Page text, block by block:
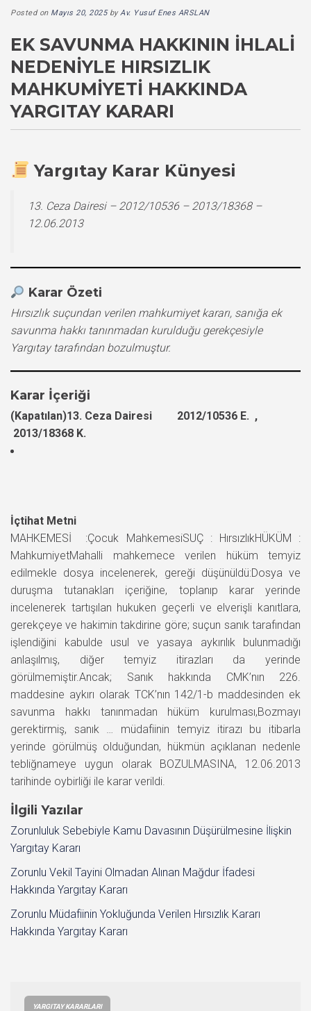
Posted on Mayıs 20, 2025byAv. Yusuf Enes ARSLAN
EK SAVUNMA HAKKININ İHLALI
NEDENIYLE HIRSIZLIK
MAHKUMIYETI HAKKINDA
YARGITAY KARARI
Yargıtay Karar Künyesi
13. Ceza Dairesi – 2012/10536 – 2013/18368 –
12.06.2013
Karar Özeti
Hırsızlık suçundan verilen mahkumiyet kararı, sanığa ek
savunma hakkı tanınmadan kurulduğu gerekçesiyle
Yargıtay tarafından bozulmuştur.
Karar İçeriği
(Kapatılan)13. Ceza Dairesi 2012/10536 E. ,
2013/18368 K.
İçtihat Metni
MAHKEMESİ :Çocuk MahkemesiSUÇ : HırsızlıkHÜKÜM :
MahkumiyetMahalli mahkemece verilen hüküm temyiz
edilmekle dosya incelenerek, gereği düşünüldü:Dosya ve
duruşma tutanakları içeriğine, toplanıp karar yerinde
incelenerek tartışılan hukuken geçerli ve elverişli kanıtlara,
gerekçeye ve hakimin takdirine göre; suçun sanık tarafından
işlendiğini kabulde usul ve yasaya aykırılık bulunmadığı
anlaşılmış, diğer temyiz itirazları da yerinde
görülmemiştir.Ancak; Sanık hakkında CMK’nın 226.
maddesine aykırı olarak TCK’nın 142/1-b maddesinden ek
savunma hakkı tanınmadan hüküm kurulması,Bozmayı
gerektirmiş, sanık … müdafiinin temyiz itirazı bu itibarla
yerinde görülmüş olduğundan, hükmün açıklanan nedenle
tebliğnameye uygun olarak BOZULMASINA, 12.06.2013
tarihinde oybirliği ile karar verildi.
İlgili Yazılar
Zorunluluk Sebebiyle Kamu Davasının Düşürülmesine İlişkin
Yargıtay Kararı
Zorunlu Vekil Tayini Olmadan Alınan Mağdur İfadesi
Hakkında Yargıtay Kararı
Zorunlu Müdafiinin Yokluğunda Verilen Hırsızlık Kararı
Hakkında Yargıtay Kararı
YARGITAY KARARLARI